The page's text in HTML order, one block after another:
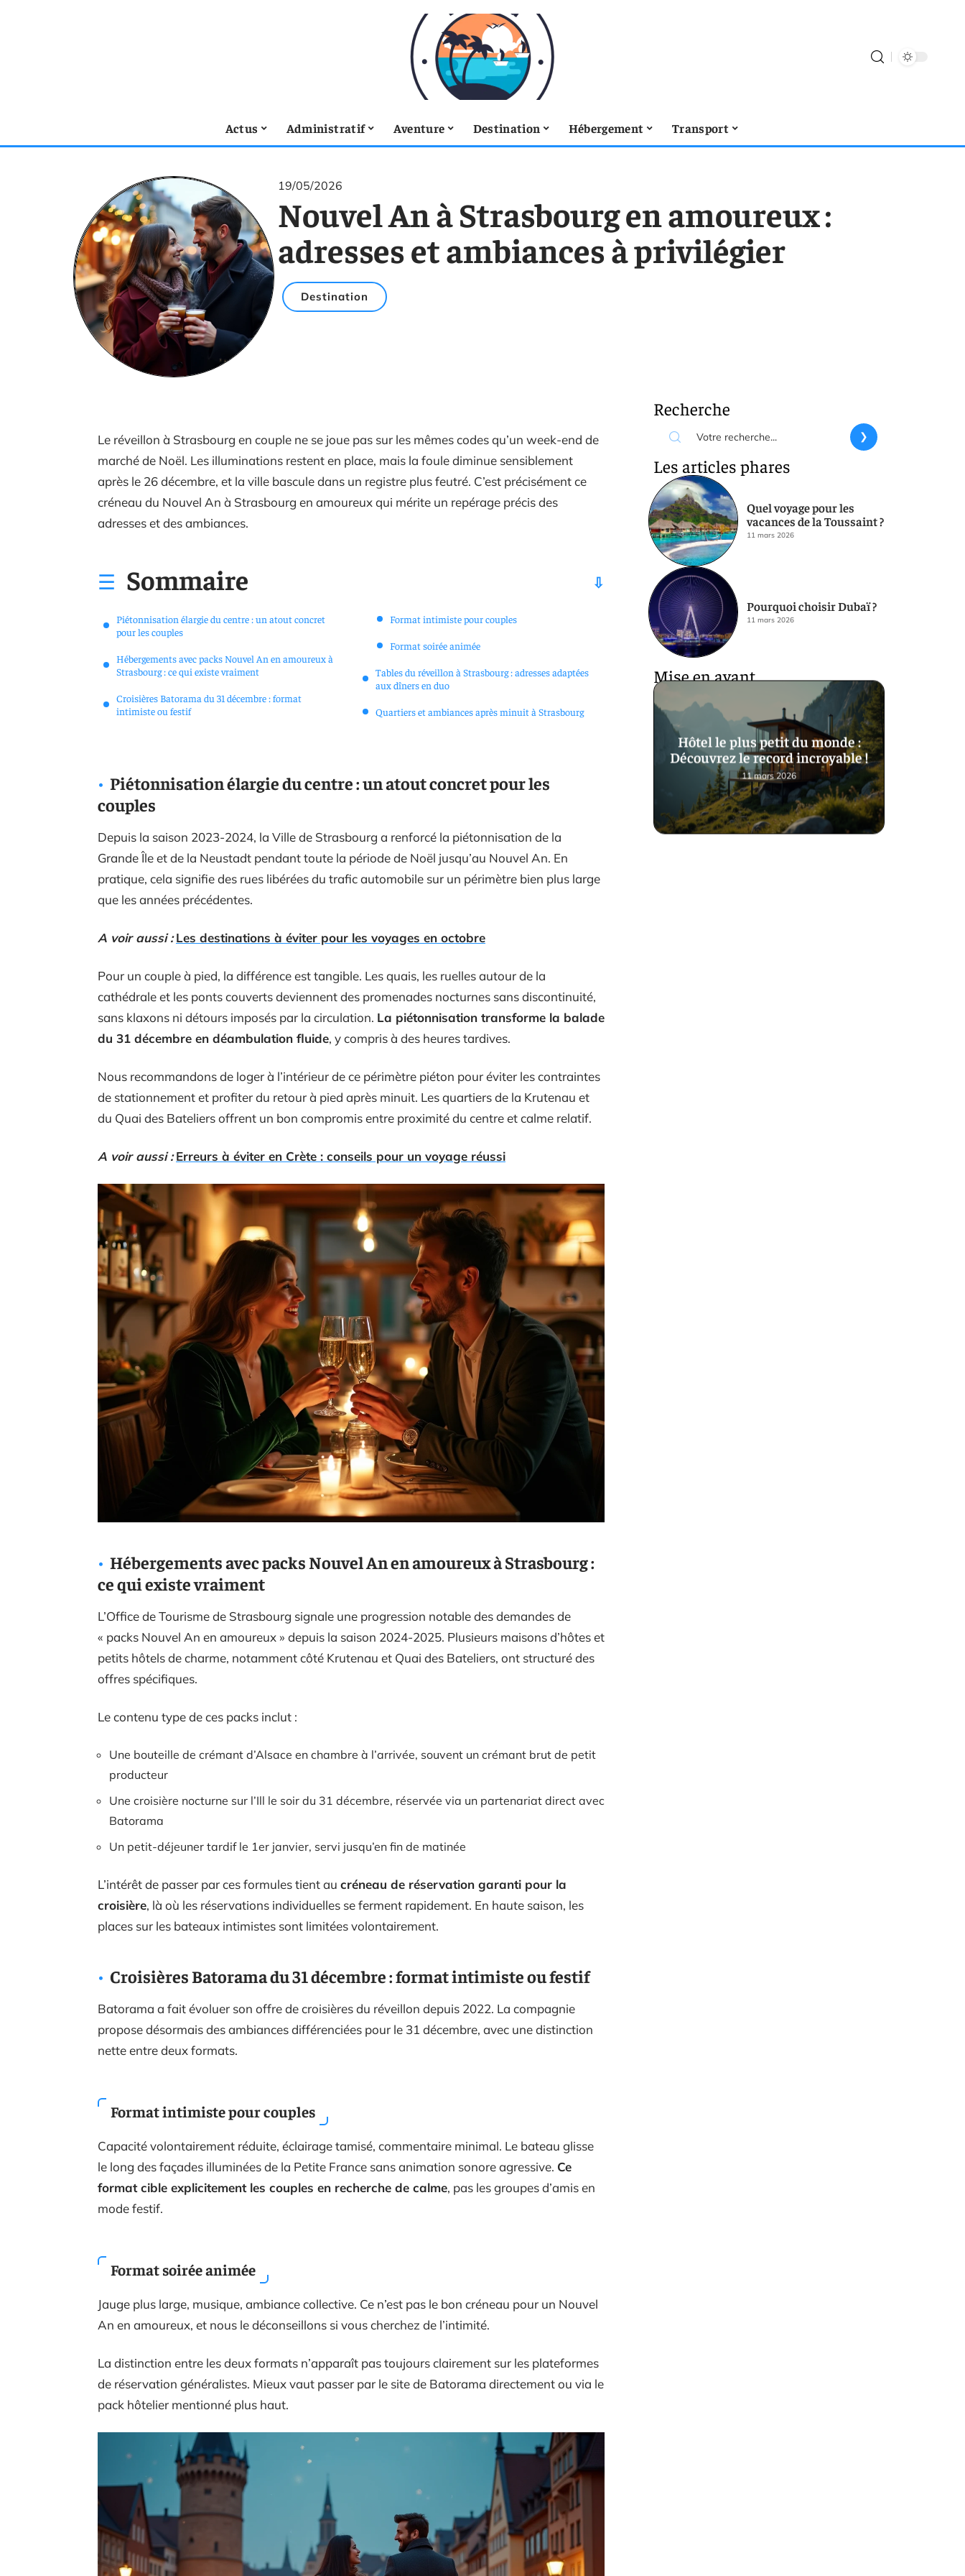
Actus Administratif Aventure Destination Hébergement Transport
19/05/2026
Nouvel An à Strasbourg en amoureux :
adresses et ambiances à privilégier
Destination
Le réveillon à Strasbourg en couple ne se joue pas sur les mêmes codes qu’un week-end de
marché de Noël. Les illuminations restent en place, mais la foule diminue sensiblement
après le 26 décembre, et la ville bascule dans un registre plus feutré. C’est précisément ce
créneau du Nouvel An à Strasbourg en amoureux qui mérite un repérage précis des
adresses et des ambiances.
Sommaire
Piétonnisation élargie du centre : un atout concret
pour les couples
Hébergements avec packs Nouvel An en amoureux à
Strasbourg : ce qui existe vraiment
Croisières Batorama du 31 décembre : format
intimiste ou festif
Format intimiste pour couples
Format soirée animée
Tables du réveillon à Strasbourg : adresses adaptées
aux dîners en duo
Quartiers et ambiances après minuit à Strasbourg
Piétonnisation élargie du centre : un atout concret pour les
couples
Depuis la saison 2023-2024, la Ville de Strasbourg a renforcé la piétonnisation de la
Grande Île et de la Neustadt pendant toute la période de Noël jusqu’au Nouvel An. En
pratique, cela signifie des rues libérées du trafic automobile sur un périmètre bien plus large
que les années précédentes.
A voir aussi : Les destinations à éviter pour les voyages en octobre
Pour un couple à pied, la différence est tangible. Les quais, les ruelles autour de la
cathédrale et les ponts couverts deviennent des promenades nocturnes sans discontinuité,
sans klaxons ni détours imposés par la circulation. La piétonnisation transforme la balade
du 31 décembre en déambulation fluide, y compris à des heures tardives.
Nous recommandons de loger à l’intérieur de ce périmètre piéton pour éviter les contraintes
de stationnement et profiter du retour à pied après minuit. Les quartiers de la Krutenau et
du Quai des Bateliers offrent un bon compromis entre proximité du centre et calme relatif.
A voir aussi : Erreurs à éviter en Crète : conseils pour un voyage réussi
Hébergements avec packs Nouvel An en amoureux à Strasbourg :
ce qui existe vraiment
L’Office de Tourisme de Strasbourg signale une progression notable des demandes de
« packs Nouvel An en amoureux » depuis la saison 2024-2025. Plusieurs maisons d’hôtes et
petits hôtels de charme, notamment côté Krutenau et Quai des Bateliers, ont structuré des
offres spécifiques.
Le contenu type de ces packs inclut :
Une bouteille de crémant d’Alsace en chambre à l’arrivée, souvent un crémant brut de petit
producteur
Une croisière nocturne sur l’Ill le soir du 31 décembre, réservée via un partenariat direct avec
Batorama
Un petit-déjeuner tardif le 1er janvier, servi jusqu’en fin de matinée
L’intérêt de passer par ces formules tient au créneau de réservation garanti pour la
croisière, là où les réservations individuelles se ferment rapidement. En haute saison, les
places sur les bateaux intimistes sont limitées volontairement.
Croisières Batorama du 31 décembre : format intimiste ou festif
Batorama a fait évoluer son offre de croisières du réveillon depuis 2022. La compagnie
propose désormais des ambiances différenciées pour le 31 décembre, avec une distinction
nette entre deux formats.
Format intimiste pour couples
Capacité volontairement réduite, éclairage tamisé, commentaire minimal. Le bateau glisse
le long des façades illuminées de la Petite France sans animation sonore agressive. Ce
format cible explicitement les couples en recherche de calme, pas les groupes d’amis en
mode festif.
Format soirée animée
Jauge plus large, musique, ambiance collective. Ce n’est pas le bon créneau pour un Nouvel
An en amoureux, et nous le déconseillons si vous cherchez de l’intimité.
La distinction entre les deux formats n’apparaît pas toujours clairement sur les plateformes
de réservation généralistes. Mieux vaut passer par le site de Batorama directement ou via le
pack hôtelier mentionné plus haut.
Recherche
Les articles phares
Quel voyage pour les
vacances de la Toussaint ?
11 mars 2026
Pourquoi choisir Dubaï ?
11 mars 2026
Mise en avant
Hôtel le plus petit du monde :
Découvrez le record incroyable !
11 mars 2026